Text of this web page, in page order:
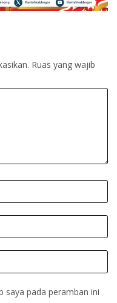
Ruas yang wajib
saya pada peramban ini